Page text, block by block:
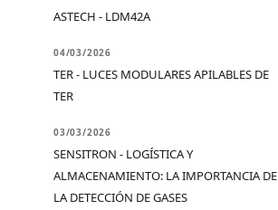
ASTECH - LDM42A
04/03/2026
TER - LUCES MODULARES APILABLES DE
TER
03/03/2026
SENSITRON - LOGÍSTICA Y
ALMACENAMIENTO: LA IMPORTANCIA DE
LA DETECCIÓN DE GASES